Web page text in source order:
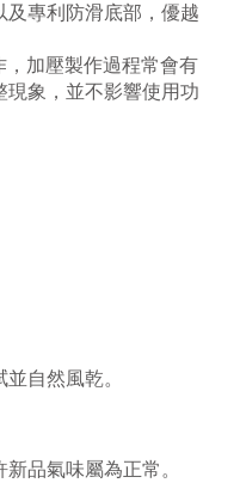
專利防滑底部，優越
，加壓製作過程常會有
象，並不影響使用功
自然風乾。
品氣味屬為正常。